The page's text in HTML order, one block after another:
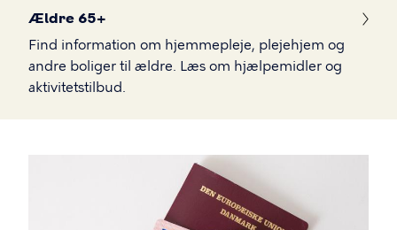
Ældre 65+
Find information om hjemmepleje, plejehjem og
andre boliger til ældre. Læs om hjælpemidler og
aktivitetstilbud.